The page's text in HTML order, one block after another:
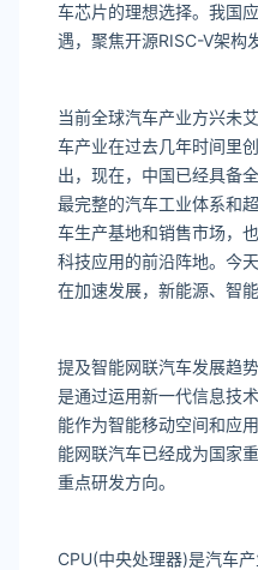
车芯片的理想选择。我国
遇，聚焦开源RISC-V架构
当前全球汽车产业方兴未
车产业在过去几年时间里
出，现在，中国已经具备
最完整的汽车工业体系和
车生产基地和销售市场，
科技应用的前沿阵地。今
在加速发展，新能源、智
提及智能网联汽车发展趋
是通过运用新一代信息技
能作为智能移动空间和应
能网联汽车已经成为国家
重点研发方向。
CPU(中央处理器)是汽车